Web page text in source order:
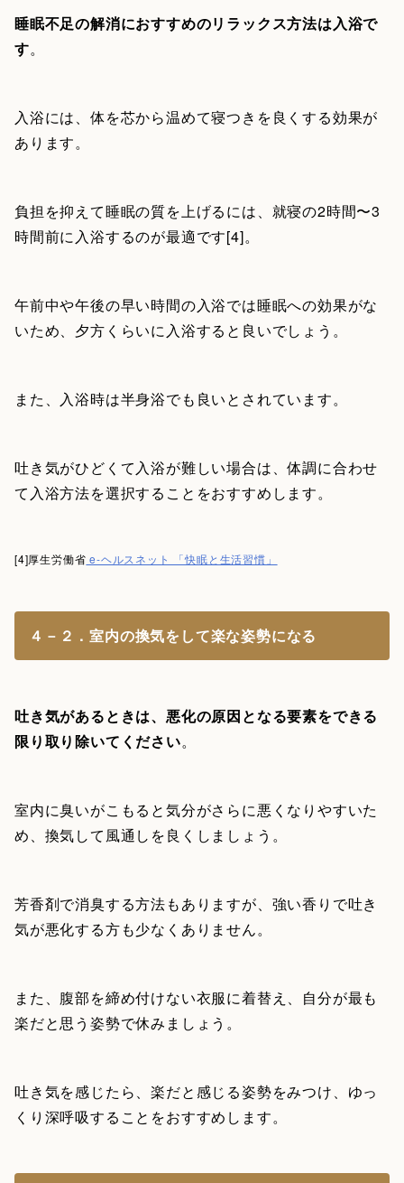
睡眠不足の解消におすすめのリラックス方法は入浴で
す。
入浴には、体を芯から温めて寝つきを良くする効果が
あります。
負担を抑えて睡眠の質を上げるには、就寝の2時間〜3
時間前に入浴するのが最適です[4]。
午前中や午後の早い時間の入浴では睡眠への効果がな
いため、夕方くらいに入浴すると良いでしょう。
また、入浴時は半身浴でも良いとされています。
吐き気がひどくて入浴が難しい場合は、体調に合わせ
て入浴方法を選択することをおすすめします。
[4]厚生労働省 e-ヘルスネット 「快眠と生活習慣」
４－２．室内の換気をして楽な姿勢になる
吐き気があるときは、悪化の原因となる要素をできる
限り取り除いてください。
室内に臭いがこもると気分がさらに悪くなりやすいた
め、換気して風通しを良くしましょう。
芳香剤で消臭する方法もありますが、強い香りで吐き
気が悪化する方も少なくありません。
また、腹部を締め付けない衣服に着替え、自分が最も
楽だと思う姿勢で休みましょう。
吐き気を感じたら、楽だと感じる姿勢をみつけ、ゆっ
くり深呼吸することをおすすめします。